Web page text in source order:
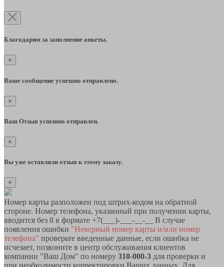
Благодарим за заполнение анкеты.
×
Ваше сообщение успешно отправлено.
×
Ваш Отзыв успешно отправлен.
×
Вы уже оставляли отзыв к этому заказу.
×
Номер карты разположен под штрих-кодом на обратной
стороне. Номер телефона, указанный при получении карты,
вводится без 8 в формате +7(___)-___-__-__ В случае
появления ошибки "Неверный номер карты и/или номер
телефона" проверьте введенные данные, если ошибка не
исчезает, позвоните в центр обслуживания клиентов
компании "Ваш Дом" по номеру 310-000-3 для проверки и